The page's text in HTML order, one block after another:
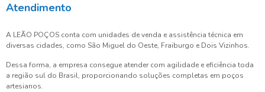
Atendimento
A LEÃO POÇOS conta com unidades de venda e assistência técnica em
diversas cidades, como São Miguel do Oeste, Fraiburgo e Dois Vizinhos.
Dessa forma, a empresa consegue atender com agilidade e eficiência toda
a região sul do Brasil, proporcionando soluções completas em poços
artesianos.